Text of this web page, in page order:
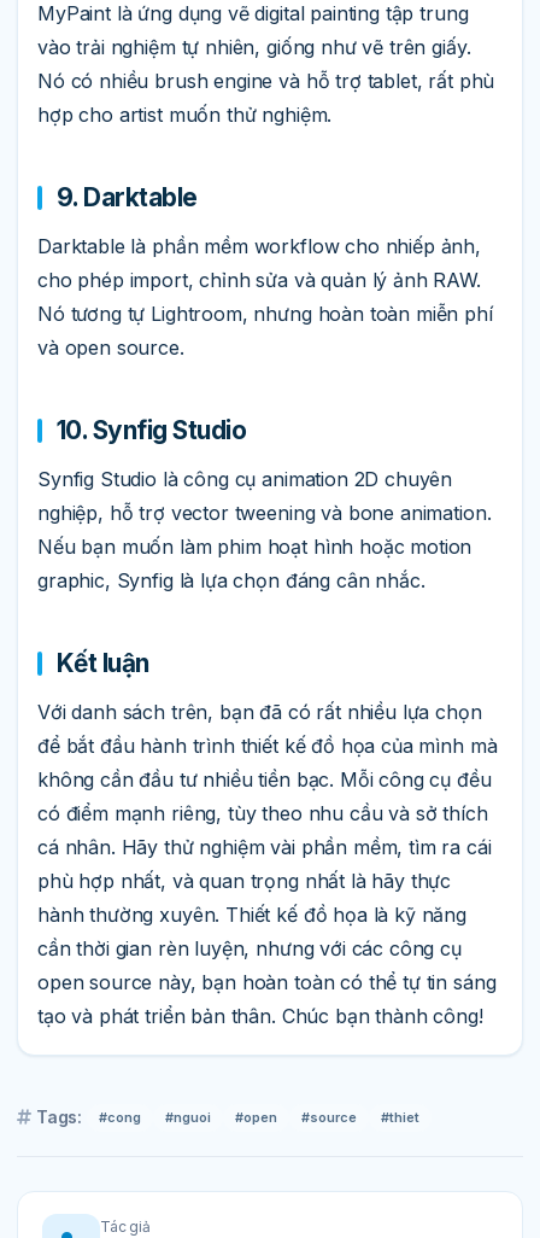
MyPaint là ứng dụng vẽ digital painting tập trung
vào trải nghiệm tự nhiên, giống như vẽ trên giấy.
Nó có nhiều brush engine và hỗ trợ tablet, rất phù
hợp cho artist muốn thử nghiệm.
9. Darktable
Darktable là phần mềm workflow cho nhiếp ảnh,
cho phép import, chỉnh sửa và quản lý ảnh RAW.
Nó tương tự Lightroom, nhưng hoàn toàn miễn phí
và open source.
10. Synfig Studio
Synfig Studio là công cụ animation 2D chuyên
nghiệp, hỗ trợ vector tweening và bone animation.
Nếu bạn muốn làm phim hoạt hình hoặc motion
graphic, Synfig là lựa chọn đáng cân nhắc.
Kết luận
Với danh sách trên, bạn đã có rất nhiều lựa chọn
để bắt đầu hành trình thiết kế đồ họa của mình mà
không cần đầu tư nhiều tiền bạc. Mỗi công cụ đều
có điểm mạnh riêng, tùy theo nhu cầu và sở thích
cá nhân. Hãy thử nghiệm vài phần mềm, tìm ra cái
phù hợp nhất, và quan trọng nhất là hãy thực
hành thường xuyên. Thiết kế đồ họa là kỹ năng
cần thời gian rèn luyện, nhưng với các công cụ
open source này, bạn hoàn toàn có thể tự tin sáng
tạo và phát triển bản thân. Chúc bạn thành công!
Tags: #cong #nguoi #open #source #thiet
Tác giả